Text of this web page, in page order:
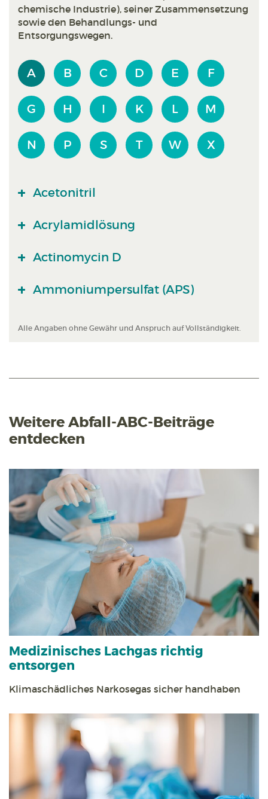
chemische Industrie), seiner Zusammensetzung
sowie den Behandlungs- und
Entsorgungswegen.
A B C D E F
G H I K L M
N P S T W X
Acetonitril
Acrylamidlösung
Actinomycin D
Ammoniumpersulfat (APS)
Alle Angaben ohne Gewähr und Anspruch auf Vollständigkeit.
Weitere Abfall-ABC-Beiträge
entdecken
Medizinisches Lachgas richtig
entsorgen
Klimaschädliches Narkosegas sicher handhaben